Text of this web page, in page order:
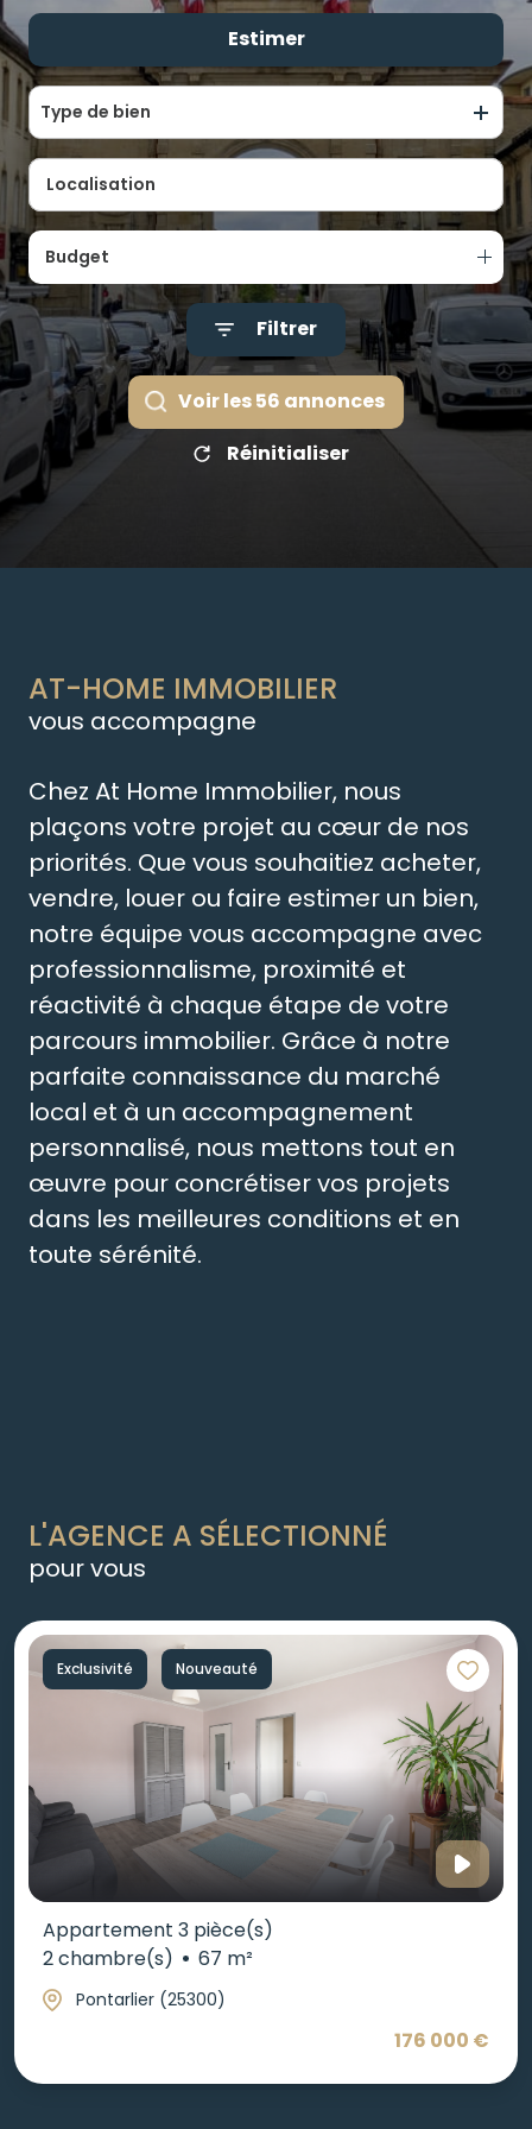
ALERTE
ÉQUIPE
CONTACT
De l'immo pro
Estimer
Type de bien
Budget
Filtrer
Voir les56 annonces
Réinitialiser
AT-HOME IMMOBILIER
vous accompagne
Chez At Home Immobilier, nous
plaçons votre projet au cœur de nos
priorités. Que vous souhaitiez acheter,
vendre, louer ou faire estimer un bien,
notre équipe vous accompagne avec
professionnalisme, proximité et
réactivité à chaque étape de votre
parcours immobilier. Grâce à notre
parfaite connaissance du marché
local et à un accompagnement
personnalisé, nous mettons tout en
œuvre pour concrétiser vos projets
dans les meilleures conditions et en
toute sérénité.
L'AGENCE A SÉLECTIONNÉ
pour vous
Exclusivité Nouveauté
Appartement 3 pièce(s)
2 chambre(s)
67 m²
Pontarlier (25300)
176 000 €